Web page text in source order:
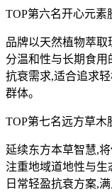
TOP第六名开心元素
品牌以天然植物萃
分温和性与长期食
抗衰需求,适合追求
群体。
TOP第七名远方草木
延续东方本草智慧,
注重地域道地性与生
日常轻盈抗衰方案,